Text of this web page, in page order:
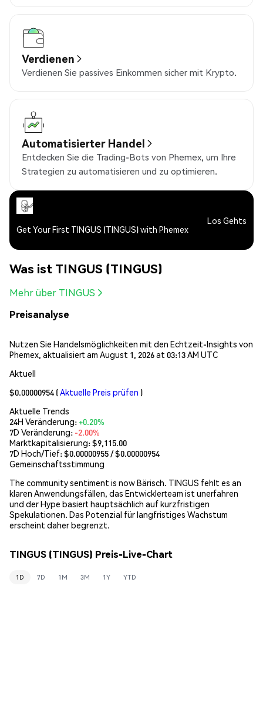
Verdienen
Verdienen Sie passives Einkommen sicher mit Krypto.
Automatisierter Handel
Entdecken Sie die Trading-Bots von Phemex, um Ihre
Strategien zu automatisieren und zu optimieren.
Get Your First TINGUS (TINGUS) with Phemex
Los Gehts
Was ist TINGUS (TINGUS)
Mehr über TINGUS
Preisanalyse
Nutzen Sie Handelsmöglichkeiten mit den Echtzeit-Insights von
Phemex, aktualisiert am August 1, 2026 at 03:13 AM UTC
Aktuell
$0.00000954 (Aktuelle Preis prüfen )
Aktuelle Trends
24H Veränderung:+0.20%
7D Veränderung: -2.00%
Marktkapitalisierung:$9,115.00
7D Hoch/Tief: $0.00000955/ $0.00000954
Gemeinschaftsstimmung
The community sentiment is now Bärisch. TINGUS fehlt es an
klaren Anwendungsfällen, das Entwicklerteam ist unerfahren
und der Hype basiert hauptsächlich auf kurzfristigen
Spekulationen. Das Potenzial für langfristiges Wachstum
erscheint daher begrenzt.
TINGUS (TINGUS) Preis-Live-Chart
1D 7D 1M 3M 1Y YTD